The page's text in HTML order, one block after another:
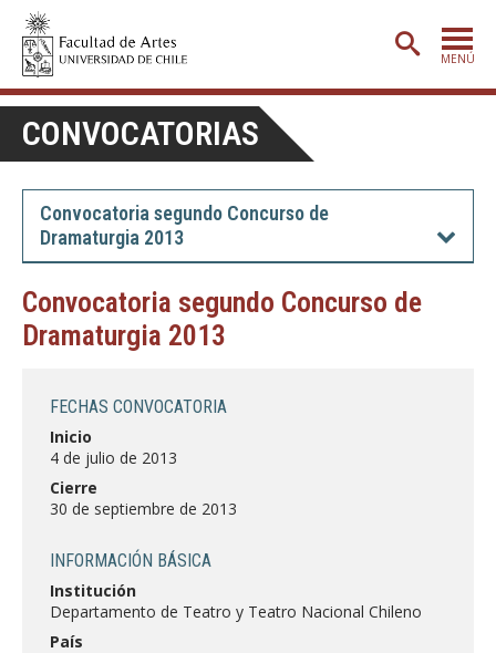
MENÚ
PORTADA
ADMISIÓN
ETAPA BÁSICA
POSTGRADO
EXTENSIÓN
BIBLIOTECA
DEPARTAMENTOS
FACULTAD
Estudiantes
Académicas/os Egresadas/os
CONVOCATORIAS
Convocatoria segundo Concurso de
Dramaturgia 2013
Convocatoria segundo Concurso de
Dramaturgia 2013
FECHAS CONVOCATORIA
Inicio
4 de julio de 2013
Cierre
30 de septiembre de 2013
INFORMACIÓN BÁSICA
Institución
Departamento de Teatro y Teatro Nacional Chileno
País